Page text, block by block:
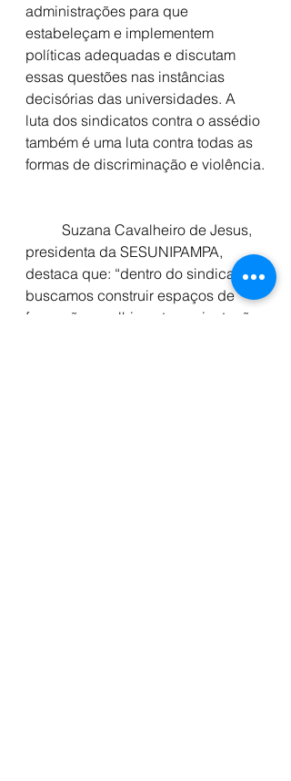
administrações para que
estabeleçam e implementem
políticas adequadas e discutam
essas questões nas instâncias
decisórias das universidades. A
luta dos sindicatos contra o assédio
também é uma luta contra todas as
formas de discriminação e violência.
presidenta da SESUNIPAMPA,
destaca que: “dentro do sindicato
buscamos construir espaços de
formação, acolhimento e orientação